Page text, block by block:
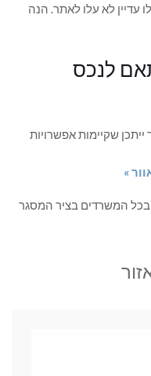
עדיין לא עלו לאתר. הנה
לנכס
שקיימות אפשרויות
»
בכל המשרדים בציר המסגר